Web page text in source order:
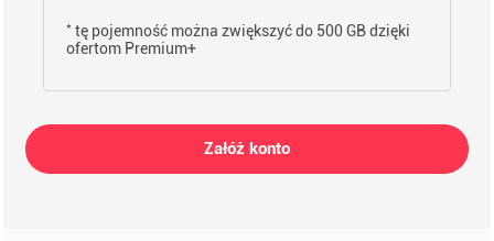
* tę pojemność można zwiększyć do 500 GB dzięki
ofertom Premium+
Załóż konto